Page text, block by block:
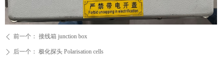
ꄴ 前一个： 接线箱 junction box
ꄲ 后一个： 极化探头 Polarisation cells